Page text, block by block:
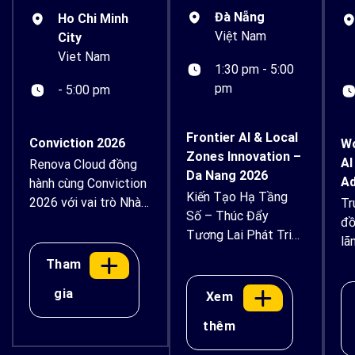
Ho Chi Minh
City
Viet Nam
- 5:00 pm
Conviction 2026
Renova Cloud đồng
hành cùng Conviction
2026 với vai trò Nhà
Cloud tự hào đồng
hành cùng Conviction
2026 – Diễn đàn Kinh
tế Tài sản số và AI
Việt Nam với vai
Tham
gia
Đà Nẵng
Việt Nam
1:30 pm - 5:00
pm
Frontier AI & Local
Zones Innovation –
Da Nang 2026
Kiến Tạo Hạ Tầng
Số – Thúc Đẩy
Tương Lai Phát Triển
Xem
thêm